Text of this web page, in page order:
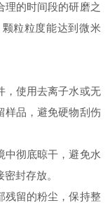
理的时间段的研磨之
粒粒度能达到微米
，使用‌去离子水或无
样品，避免硬物刮伤
中彻底晾干，避免水
封存放。
残留的粉尘，保持整